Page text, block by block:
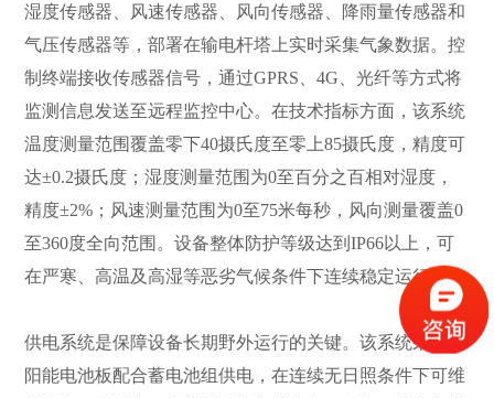
湿度传感器、风速传感器、风向传感器、降雨量传感器和
气压传感器等，部署在输电杆塔上实时采集气象数据。控
制终端接收传感器信号，通过GPRS、4G、光纤等方式将
监测信息发送至远程监控中心。在技术指标方面，该系统
温度测量范围覆盖零下40摄氏度至零上85摄氏度，精度可
达±0.2摄氏度；湿度测量范围为0至百分之百相对湿度，
精度±2%；风速测量范围为0至75米每秒，风向测量覆盖0
至360度全向范围。设备整体防护等级达到IP66以上，可
在严寒、高温及高湿等恶劣气候条件下连续稳定运行。
供电系统是保障设备长期野外运行的关键。该系统采用太
阳能电池板配合蓄电池组供电，在连续无日照条件下可维